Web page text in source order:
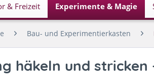
& Freizeit Experimente & Magie
Bau- und Experimentierkasten
häkeln und stricken